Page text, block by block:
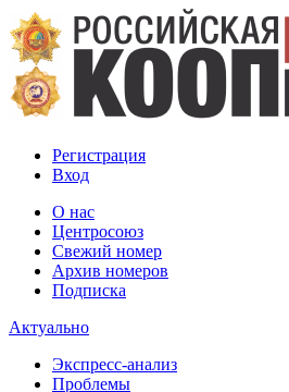
Регистрация
Вход
О нас
Центросоюз
Свежий номер
Архив номеров
Подписка
Актуально
Экспресс-анализ
Проблемы